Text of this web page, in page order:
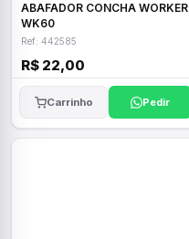
ABAFADOR CONCHA WORKER
WK60
Ref: 442585
R$ 22,00
Carrinho Pedir